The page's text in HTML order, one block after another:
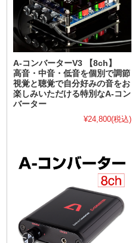
A-コンバーターV3 【8ch】
高音・中音・低音を個別で調節
視覚と聴覚で自分好みの音をお
楽しみいただける特別なA-コン
バーター
¥24,800(税込)